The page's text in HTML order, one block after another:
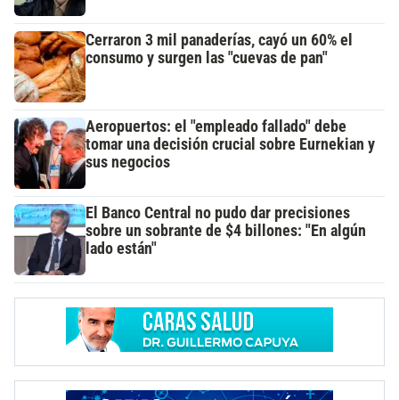
Cerraron 3 mil panaderías, cayó un 60% el
consumo y surgen las "cuevas de pan"
Aeropuertos: el "empleado fallado" debe
tomar una decisión crucial sobre Eurnekian y
sus negocios
El Banco Central no pudo dar precisiones
sobre un sobrante de $4 billones: "En algún
lado están"